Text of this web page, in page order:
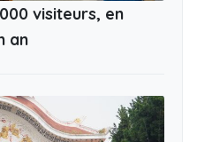
visiteurs, en
an